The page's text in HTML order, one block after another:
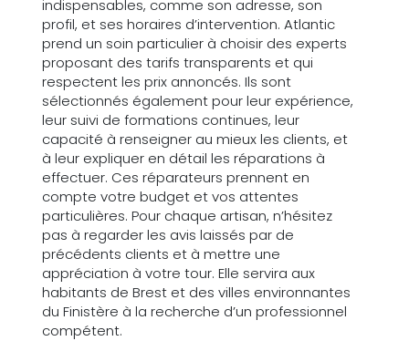
indispensables, comme son adresse, son
profil, et ses horaires d’intervention. Atlantic
prend un soin particulier à choisir des experts
proposant des tarifs transparents et qui
respectent les prix annoncés. Ils sont
sélectionnés également pour leur expérience,
leur suivi de formations continues, leur
capacité à renseigner au mieux les clients, et
à leur expliquer en détail les réparations à
effectuer. Ces réparateurs prennent en
compte votre budget et vos attentes
particulières. Pour chaque artisan, n’hésitez
pas à regarder les avis laissés par de
précédents clients et à mettre une
appréciation à votre tour. Elle servira aux
habitants de Brest et des villes environnantes
du Finistère à la recherche d’un professionnel
compétent.